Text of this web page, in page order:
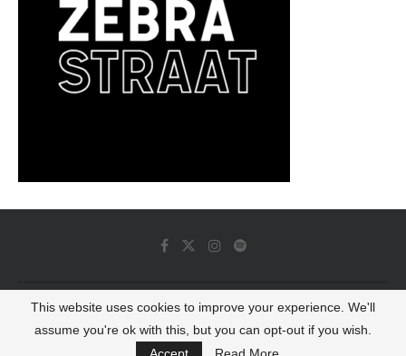
© 2022 - Luminous Dash All Rights Reserved
BACK TO TOP
This website uses cookies to improve your experience. We'll
assume you're ok with this, but you can opt-out if you wish.